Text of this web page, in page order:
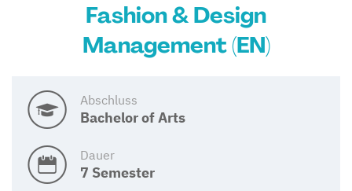
Fashion & Design
Management (EN)
Abschluss
Bachelor of Arts
Dauer
7 Semester